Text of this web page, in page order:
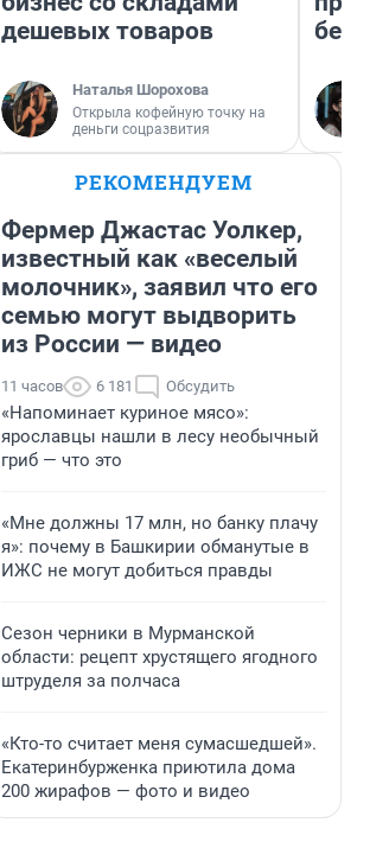
дешевых товаров
Наталья Шорохова
Открыла кофейную точку на
деньги соцразвития
РЕКОМЕНДУЕМ
Фермер Джастас Уолкер,
известный как «веселый
молочник», заявил что его
семью могут выдворить
из России — видео
11 часов 6 181 Обсудить
«Напоминает куриное мясо»:
ярославцы нашли в лесу необычный
гриб — что это
«Мне должны 17 млн, но банку плачу
я»: почему в Башкирии обманутые в
ИЖС не могут добиться правды
Сезон черники в Мурманской
области: рецепт хрустящего ягодного
штруделя за полчаса
«Кто-то считает меня сумасшедшей».
Екатеринбурженка приютила дома
200 жирафов — фото и видео